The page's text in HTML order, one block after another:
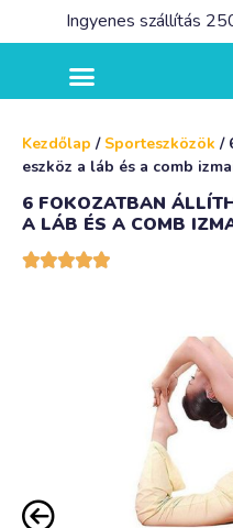
Ingyenes szállítás
Kezdőlap / Sporteszközök /
eszköz a láb és a comb
6 FOKOZATBAN
A LÁB ÉS A COMB
